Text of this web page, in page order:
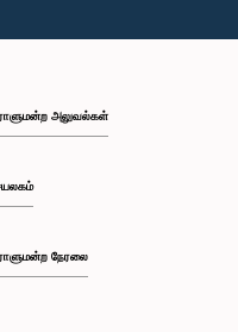
அலுவல்கள்
நேரலை